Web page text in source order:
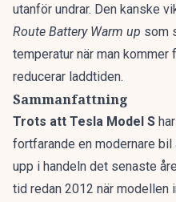
utanför undrar. Den kanske
Route Battery Warm up som
temperatur när man
reducerar laddtiden.
Sammanfattning
Trots att Tesla Model S
fortfarande en modernare
upp i handeln det senaste
tid redan 2012 när modellen